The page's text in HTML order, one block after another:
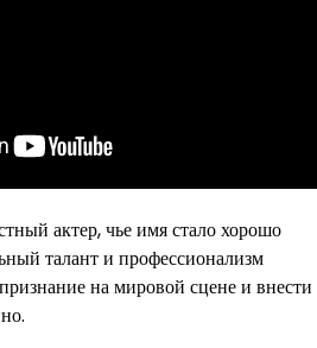
актер, чье имя стало хорошо
талант и профессионализм
на мировой сцене и внести